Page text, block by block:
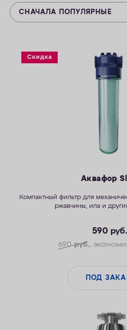
ДОСТАВКА
ОПЛАТА
СНАЧАЛА ПОПУЛЯРНЫЕ
Скидка
Аквафор
Компактный фильтр для
ржавчины, ила и
590 руб.
690руб.,
ПОД